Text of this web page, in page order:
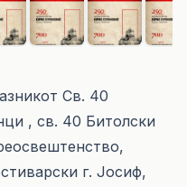
Св. 40
, св. 40 Битолски
г. Јосиф,